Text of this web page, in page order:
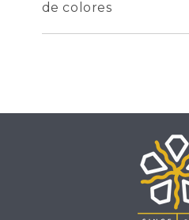
de colores